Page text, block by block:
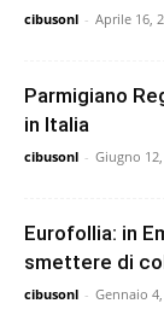
cibusonl - Aprile 16,
Parmigiano
in Italia
cibusonl - Giugno 12,
Eurofollia: in
smettere di
cibusonl - Gennaio